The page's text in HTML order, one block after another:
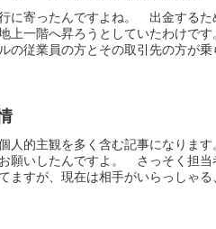
に寄ったんですよね。 出金する
上一階へ昇ろうとしていたわけ
の従業員の方とその取引先の方が乗
人的主観を多く含む記事になりま
願いしたんですよ。 さっそく担当
ますが、現在は相手がいらっしゃる